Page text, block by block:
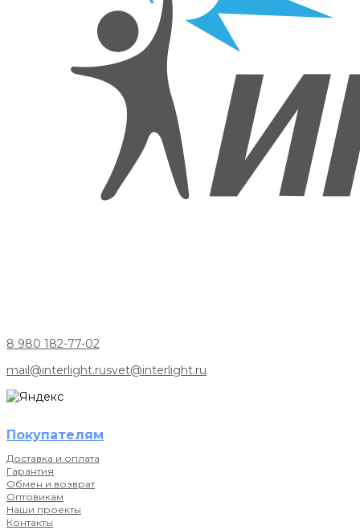
8 980 182-77-02
mail@interlight.rusvet@interlight.ru
Покупателям
Доставка и оплата
Гарантия
Обмен и возврат
Оптовикам
Наши проекты
Контакты